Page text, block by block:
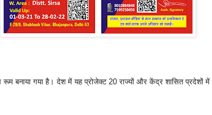
बनाया गया है। देश में यह प्रोजेक्ट 20 राज्यों और केंद्र शासित प्रदेशों में